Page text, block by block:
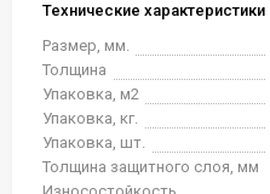
Технические характеристики
Размер, мм.
Толщина
Упаковка, м2
Упаковка, кг.
Упаковка, шт.
Толщина защитного слоя, мм